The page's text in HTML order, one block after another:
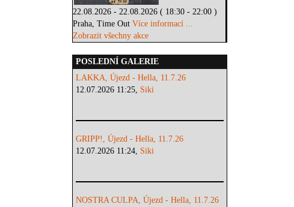
22.08.2026 - 22.08.2026 ( 18:30 - 22:00 )
Praha, Time OutVíce informací ...
Zobrazit všechny akce
POSLEDNÍ GALERIE
LAKKA, Újezd - Hella, 11.7.26
12.07.2026 11:25, Siki
GRIPP!, Újezd - Hella, 11.7.26
12.07.2026 11:24, Siki
NOSTRA CULPA, Újezd - Hella, 11.7.26